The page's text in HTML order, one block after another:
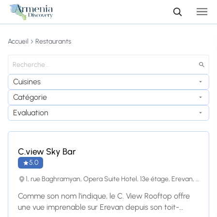
Accueil Restaurants
Cuisines
Catégorie
Evaluation
C.view Sky Bar
5.0
1, rue Baghramyan, Opera Suite Hotel, 13e étage, Erevan, 0019, Erevan
Comme son nom l'indique, le C. View Rooftop offre
une vue imprenable sur Erevan depuis son toit-